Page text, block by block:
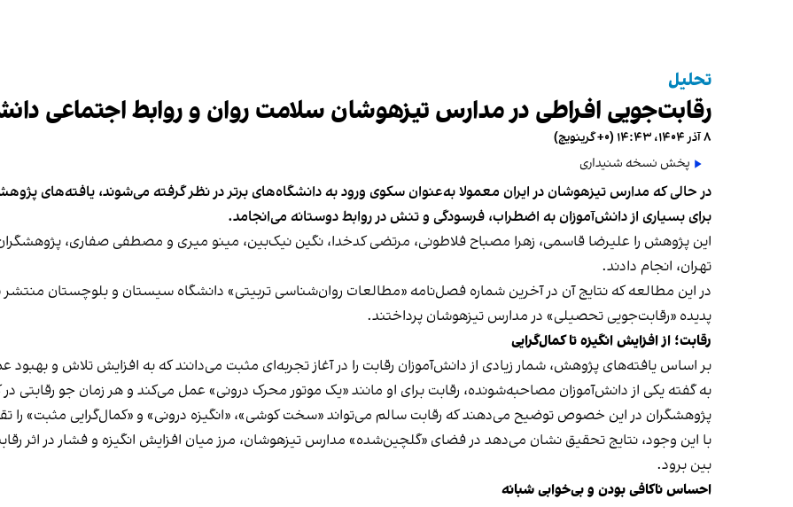
تحلیل
رقابت‌جویی افراطی در مدارس تیزهوشان سلامت روان و روابط اجتماعی
۸ آذر ۱۴۰۴، ۱۴:۴۳ (‎+۰ گرینویچ)
پخش نسخه شنیداری
در حالی که مدارس تیزهوشان در ایران معمولا به‌عنوان سکوی ورود به دانشگاه‌های برتر در نظر گرفته می‌شوند، یافته‌های
برای بسیاری از دانش‌آموزان به اضطراب، فرسودگی و تنش در روابط دوستانه می‌انجامد.
این پژوهش را علیرضا قاسمی، زهرا مصباح فلاطونی، مرتضی کدخدا، نگین نیک‌بین، مینو میری و مصطفی صفاری،
تهران، انجام دادند.
در این مطالعه که نتایج آن در آخرین شماره فصل‌نامه «مطالعات روان‌شناسی تربیتی» دانشگاه سیستان و بلوچستان منتشر
پدیده «رقابت‌جویی تحصیلی» در مدارس تیزهوشان پرداختند.
رقابت؛ از افزایش انگیزه تا کمال‌گرایی
بر اساس یافته‌های پژوهش، شمار زیادی از دانش‌آموزان رقابت را در آغاز تجربه‌ای مثبت می‌دانند که به افزایش تلاش و
به گفته یکی از دانش‌آموزان مصاحبه‌شونده، رقابت برای او مانند «یک موتور محرک درونی» عمل می‌کند و هر زمان جو رقابتی
پژوهشگران در این خصوص توضیح می‌دهند که رقابت سالم می‌تواند «سخت کوشی»، «انگیزه درونی» و «کمال‌گرایی مثبت» را
با این وجود، نتایج تحقیق نشان می‌دهد در فضای «گلچین‌شده» مدارس تیزهوشان، مرز میان افزایش انگیزه و فشار در اثر
بین برود.
احساس ناکافی بودن و بی‌خوابی شبانه